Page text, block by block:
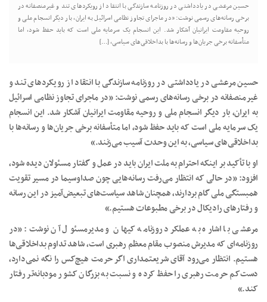
حسین مرعشی در یادداشتی در روزنامه سازندگی با انتقاد از رویکردهای تند و غیرمنصفانه در
برخی رسانه‌های رسمی نوشت: «در ماجرای تجاوز نظامی اسرائیل به ایران، بار دیگر انسجام ملی و
روحیه مقاومت ایرانیان آشکار شد. این انسجام یک سرمایه ملی است که باید حفظ شود، اما
متأسفانه برخی جریان‌ها و رسانه‌ها با بداخلاقی‌های سیاسی، […]
حسین مرعشی در یادداشتی در روزنامه سازندگی با انتقاد از رویکردهای تند و
غیرمنصفانه در برخی رسانه‌های رسمی نوشت: «در ماجرای تجاوز نظامی اسرائیل
به ایران، بار دیگر انسجام ملی و روحیه مقاومت ایرانیان آشکار شد. این انسجام
یک سرمایه ملی است که باید حفظ شود، اما متأسفانه برخی جریان‌ها و رسانه‌ها با
بداخلاقی‌های سیاسی، به این وحدت آسیب می‌زنند.»
او با تأکید بر اینکه احترام به ملت ایران باید در عمل و گفتار مسئولان دیده شود،
افزود: «در حالی که انتظار می‌رفت رسانه‌هایی چون صداوسیما در مسیر تقویت
همبستگی ملی گام بردارند، همچنان شاهد سیاست‌های تبعیض‌آمیز در این رسانه
و رفتارهای رادیکال در برخی مطبوعات هستیم.»
مرعشی با اشاره به عملکرد روزنامه کیهان و مدیرمسئول آن نوشت: «در
روزنامه‌ای که مدیرش منصوب مقام معظم رهبری است، شاهد تداوم بداخلاقی‌ها
هستیم. انتظار می‌رود آقای شریعتمداری اگر حرمت هیچ‌کس را نگه نمی‌دارد،
دست‌کم حرمت رهبری را حفظ کرده و نسبت به بزرگان کشور مودبانه‌تر رفتار
کند.»